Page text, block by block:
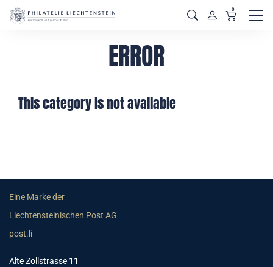
0
ERROR
This category is not available
Eine Marke der
Liechtensteinischen Post AG
post.li
Alte Zollstrasse 11